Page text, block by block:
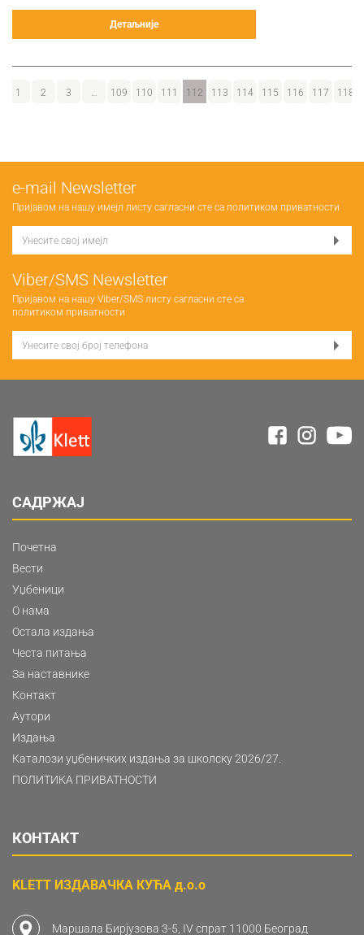
Детаљније
1 2 3 109 110 111 112 113 114 115 116 117 118
е-mail Newsletter
Пријавом на нашу имејл листу сагласни сте са политиком приватности
Viber/SMS Newsletter
Пријавом на нашу Viber/SMS листу сагласни сте са
политиком приватности
САДРЖАЈ
Почетна
Вести
Уџбеници
О нама
Остала издања
Честа питања
За наставнике
Контакт
Аутори
Издања
Каталози уџбеничких издања за школску 2026/27.
ПОЛИТИКА ПРИВАТНОСТИ
КОНТАКТ
KLETT ИЗДАВАЧКА КУЋА д.о.о
Маршала Бирјузова 3-5, IV спрат 11000 Београд